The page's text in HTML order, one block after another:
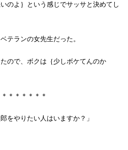
のよ｝という感じでサッサと決めてし
テランの女先生だった。
ので、ボクは｛少しボケてんのか
＊＊＊＊＊＊＊
をやりたい人はいますか？」